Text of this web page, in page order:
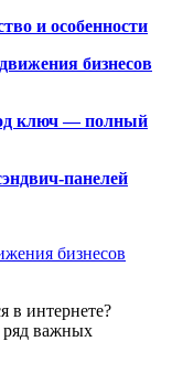
и особенности
бизнесов
ключ — полный
панелей
бизнесов
в интернете?
ряд важных